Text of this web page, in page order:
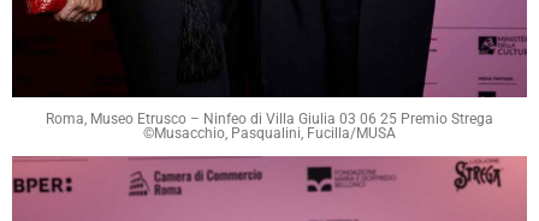
Roma, Museo Etrusco – Ninfeo di Villa Giulia 03 06 25 Premio Strega
©Musacchio, Pasqualini, Fucilla/MUSA